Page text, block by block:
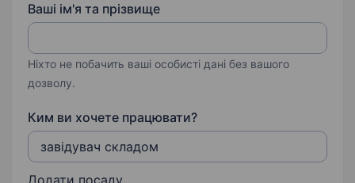
Ваші ім'я та прізвище
Ніхто не побачить ваші особисті дані без вашого
дозволу.
Ким ви хочете працювати?
Додати посаду